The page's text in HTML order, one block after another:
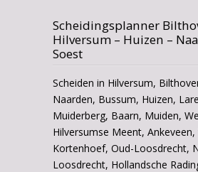
Scheidingsplanner
Hilversum – Huizen –
Soest
Scheiden in Hilversum,
Naarden, Bussum, Huizen,
Muiderberg, Baarn, Muiden,
Hilversumse Meent, Ankeveen,
Kortenhoef, Oud-Loosdrecht,
Loosdrecht, Hollandsche